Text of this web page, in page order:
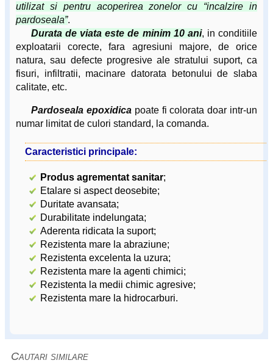
utilizat si pentru acoperirea zonelor cu “incalzire in
pardoseala”.
Durata de viata este de minim 10 ani, in conditiile
exploatarii corecte, fara agresiuni majore, de orice
natura, sau defecte progresive ale stratului suport, ca
fisuri, infiltratii, macinare datorata betonului de slaba
calitate, etc.
Pardoseala epoxidicapoate fi colorata doar intr-un
numar limitat de culori standard, la comanda.
Caracteristici principale:
Produs agrementat sanitar;
Etalare si aspect deosebite;
Duritate avansata;
Durabilitate indelungata;
Aderenta ridicata la suport;
Rezistenta mare la abraziune;
Rezistenta excelenta la uzura;
Rezistenta mare la agenti chimici;
Rezistenta la medii chimic agresive;
Rezistenta mare la hidrocarburi.
Cautari similare